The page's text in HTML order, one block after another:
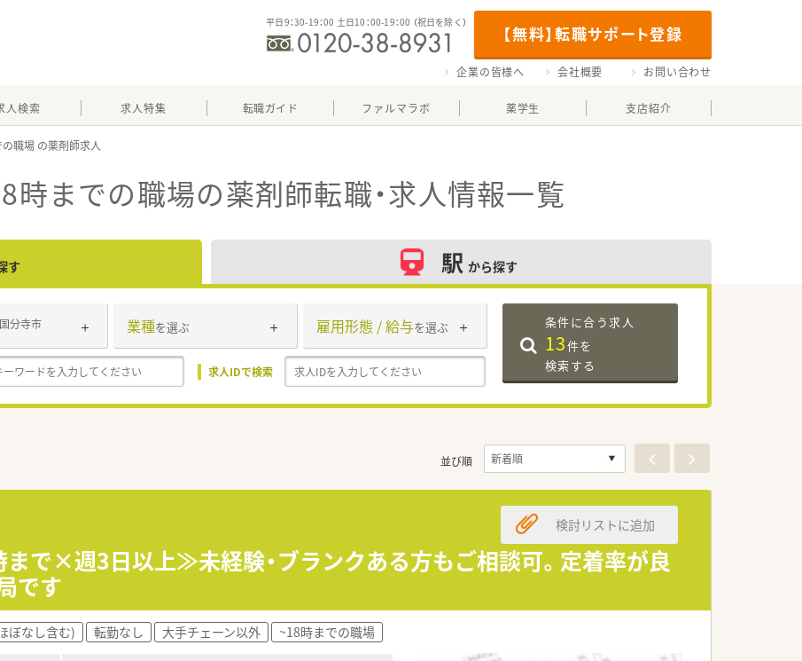
【無料】転職サポート登録
平日9：30-19：00 土日10：00-19：00 （祝日を除く）
企業の皆様へ 会社概要 お問い合わせ
人検索 求人特集 転職ガイド ファルマラボ 薬学生 支店紹介
職場
時までの職場の薬剤師転職・求人情報一覧
す 駅 から探す
国分寺市 業種を選ぶ 雇用形態 / 給与を選ぶ
求人IDで検索
条件に合う求人
13件を
検索する
並び順
まで×週3日以上≫未経験・ブランクある方もご相談可。定着率が良
です
検討リストに追加
ぼなし含む) 転勤なし 大手チェーン以外 ~18時までの職場